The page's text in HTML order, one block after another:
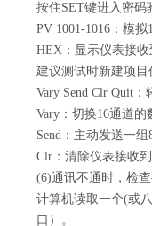
按住SET键进入密码
PV 1001-1016：模
HEX：显示仪表接
建议测试时新建项
Vary Send Clr Quit
Vary：切换16通道的
Send：主动发送一
Clr：清除仪表接收
(6)通讯不通时，检
计算机读取一个(或
口）。